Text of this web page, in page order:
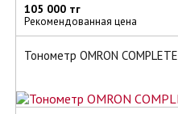
105 000 тг
Рекомендованная цена
Тонометр OMRON COMPLETE